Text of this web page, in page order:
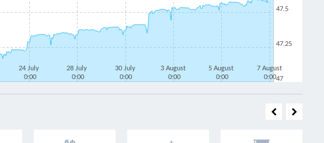
24 July
0:00
28 July
0:00
30 July
0:00
3 August
0:00
5 August
0:00
7 August
0:0047
47.25
47.5